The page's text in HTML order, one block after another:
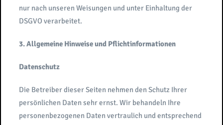
nur nach unseren Weisungen und unter Einhaltung der
DSGVO verarbeitet.
3. Allgemeine Hinweise und Pflichtinformationen
Datenschutz
Die Betreiber dieser Seiten nehmen den Schutz Ihrer
persönlichen Daten sehr ernst. Wir behandeln Ihre
personenbezogenen Daten vertraulich und entsprechend